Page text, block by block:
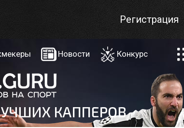
Регистрация
Новости Конкурс